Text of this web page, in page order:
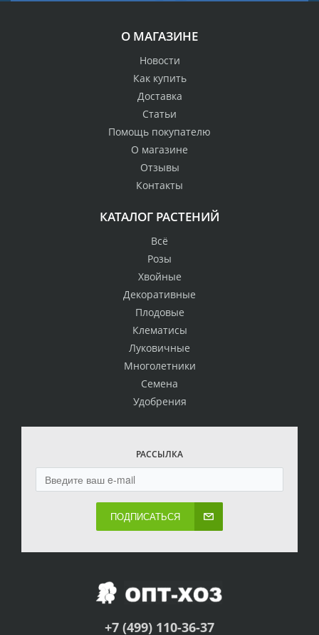
О МАГАЗИНЕ
Новости
Как купить
Доставка
Статьи
Помощь покупателю
О магазине
Отзывы
Контакты
КАТАЛОГ РАСТЕНИЙ
Всё
Розы
Хвойные
Декоративные
Плодовые
Клематисы
Луковичные
Многолетники
Семена
Удобрения
РАССЫЛКА
ПОДПИСАТЬСЯ
+7 (499) 110-36-37